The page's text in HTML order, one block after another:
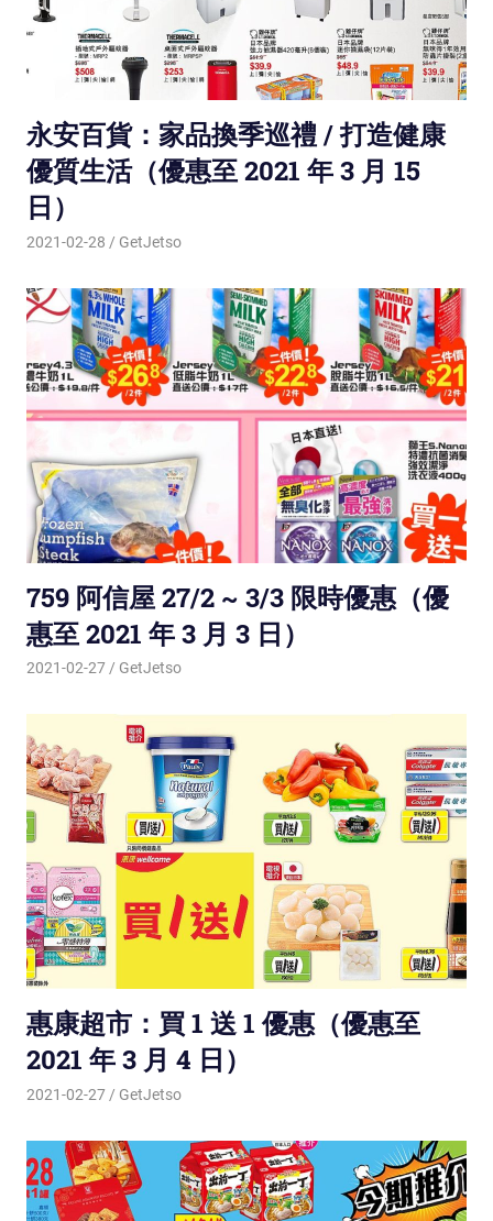
永安百貨：家品換季巡禮 / 打造健康
優質生活（優惠至 2021 年 3 月 15
日）
2021-02-28 GetJetso
759 阿信屋 27/2 ~ 3/3 限時優惠（優
惠至 2021 年 3 月 3 日）
2021-02-27 GetJetso
惠康超市：買 1 送 1 優惠（優惠至
2021 年 3 月 4 日）
2021-02-27 GetJetso